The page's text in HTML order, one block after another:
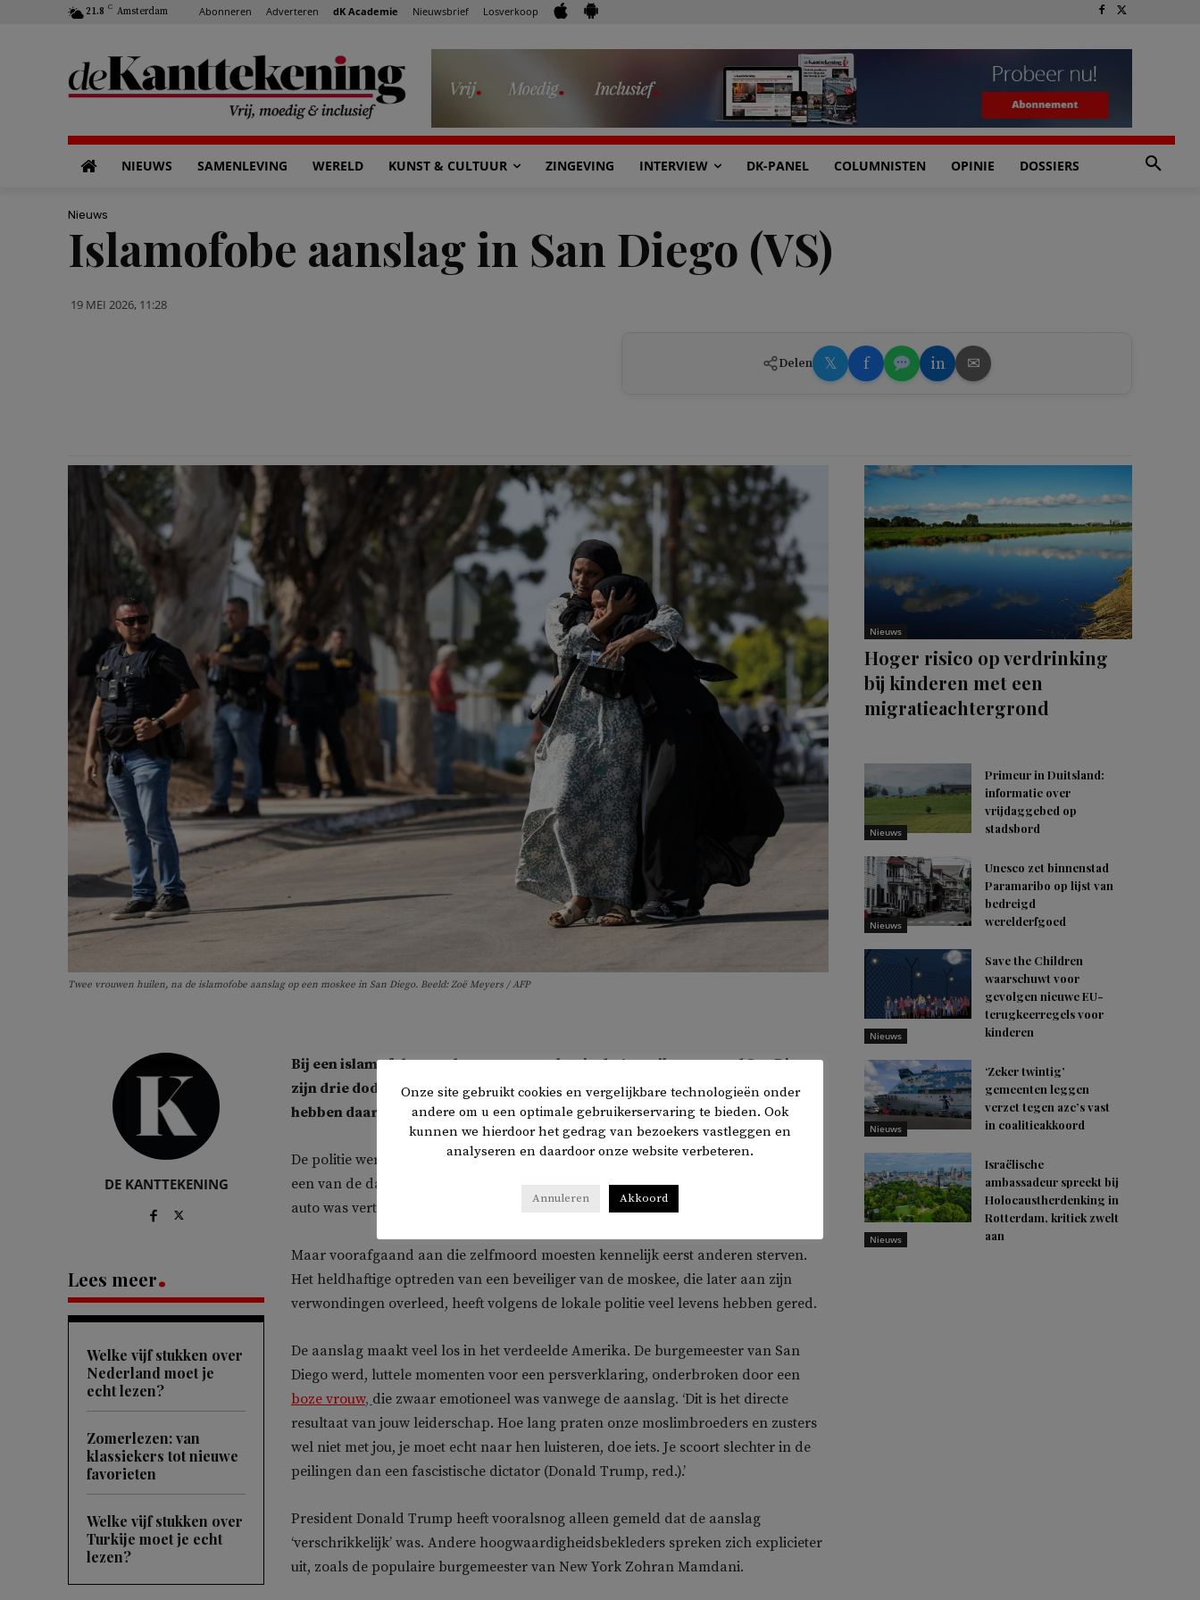
21.8 C Amsterdam Abonneren Adverteren dK Academie Nieuwsbrief Losverkoop
NIEUWS SAMENLEVING WERELD KUNST & CULTUUR ZINGEVING INTERVIEW DK-PANEL COLUMNISTEN OPINIE DOSSIERS
Nieuws
Islamofobe aanslag in San Diego (VS)
19 MEI 2026, 11:28
Delen 𝕏 f in ✉
Twee vrouwen huilen, na de islamofobe aanslag op een moskee in San Diego. Beeld: Zoë Meyers / AFP
DE KANTTEKENING
Lees meer
Welke vijf stukken over
Nederland moet je
echt lezen?
Zomerlezen: van
klassiekers tot nieuwe
favorieten
Welke vijf stukken over
Turkije moet je echt
lezen?
Bij een islamofobe aanslag op een moskee in de Amerikaanse stad San Diego
zijn drie doden gevallen. De twee daders, twee jongens van 17 en 18 jaar,
hebben daarna zelfmoord gepleegd, berichtDeutsche Welle.
De politie werd momenten voor de aanslag al geïnformeerd door de moeder van
een van de daders. Doodsbenauwd gaf ze aan dat haar zoon met haar wapens en
auto was vertrokken. Ze was bang dat hij zelfmoord zou plegen.
Maar voorafgaand aan die zelfmoord moesten kennelijk eerst anderen sterven.
Het heldhaftige optreden van een beveiliger van de moskee, die later aan zijn
verwondingen overleed, heeft volgens de lokale politie veel levens hebben gered.
De aanslag maakt veel los in het verdeelde Amerika. De burgemeester van San
Diego werd, luttele momenten voor een persverklaring, onderbroken door een
boze vrouw, die zwaar emotioneel was vanwege de aanslag. ‘Dit is het directe
resultaat van jouw leiderschap. Hoe lang praten onze moslimbroeders en zusters
wel niet met jou, je moet echt naar hen luisteren, doe iets. Je scoort slechter in de
peilingen dan een fascistische dictator (Donald Trump, red.).’
President Donald Trump heeft vooralsnog alleen gemeld dat de aanslag
‘verschrikkelijk’ was. Andere hoogwaardigheidsbekleders spreken zich explicieter
uit, zoals de populaire burgemeester van New York Zohran Mamdani.
Nieuws
Hoger risico op verdrinking
bij kinderen met een
migratieachtergrond
Nieuws
Primeur in Duitsland:
informatie over
vrijdaggebed op
stadsbord
Nieuws
Unesco zet binnenstad
Paramaribo op lijst van
bedreigd
werelderfgoed
Nieuws
Save the Children
waarschuwt voor
gevolgen nieuwe EU-
terugkeerregels voor
kinderen
Nieuws
‘Zeker twintig’
gemeenten leggen
verzet tegen azc’s vast
in coalitieakkoord
Nieuws
Israëlische
ambassadeur spreekt bij
Holocaustherdenking in
Rotterdam, kritiek zwelt
aan
Onze site gebruikt cookies en vergelijkbare technologieën onder
andere om u een optimale gebruikerservaring te bieden. Ook
kunnen we hierdoor het gedrag van bezoekers vastleggen en
analyseren en daardoor onze website verbeteren.
Annuleren Akkoord